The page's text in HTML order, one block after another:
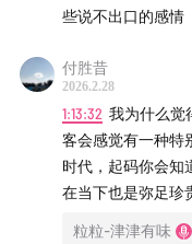
节目征稿长期有效，
不习惯用邮箱联系的
也欢迎来评论区，讲
感情。
24个问题：
些说不出口的感情
付胜昔
2026.2.28
1:13:32 我为什么觉
客会感觉有一种特
时代，起码你会知
在当下也是弥足珍
粒粒-津津有味